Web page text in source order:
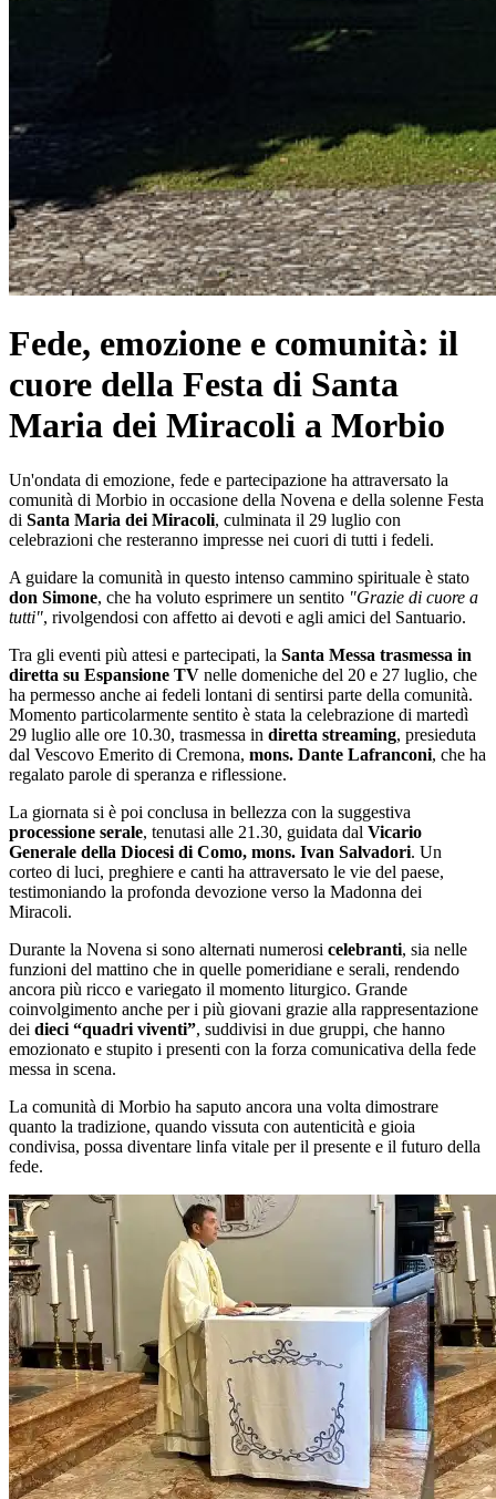
Fede, emozione e comunità: il
cuore della Festa di Santa
Maria dei Miracoli a Morbio
Un'ondata di emozione, fede e partecipazione ha attraversato la
comunità di Morbio in occasione della Novena e della solenne Festa
di Santa Maria dei Miracoli, culminata il 29 luglio con
celebrazioni che resteranno impresse nei cuori di tutti i fedeli.
A guidare la comunità in questo intenso cammino spirituale è stato
don Simone, che ha voluto esprimere un sentito "Grazie di cuore a
tutti", rivolgendosi con affetto ai devoti e agli amici del Santuario.
Tra gli eventi più attesi e partecipati, la Santa Messa trasmessa in
diretta su Espansione TV nelle domeniche del 20 e 27 luglio, che
ha permesso anche ai fedeli lontani di sentirsi parte della comunità.
Momento particolarmente sentito è stata la celebrazione di martedì
29 luglio alle ore 10.30, trasmessa in diretta streaming, presieduta
dal Vescovo Emerito di Cremona, mons. Dante Lafranconi, che ha
regalato parole di speranza e riflessione.
La giornata si è poi conclusa in bellezza con la suggestiva
processione serale, tenutasi alle 21.30, guidata dal Vicario
Generale della Diocesi di Como, mons. Ivan Salvadori. Un
corteo di luci, preghiere e canti ha attraversato le vie del paese,
testimoniando la profonda devozione verso la Madonna dei
Miracoli.
Durante la Novena si sono alternati numerosi celebranti, sia nelle
funzioni del mattino che in quelle pomeridiane e serali, rendendo
ancora più ricco e variegato il momento liturgico. Grande
coinvolgimento anche per i più giovani grazie alla rappresentazione
dei dieci “quadri viventi”, suddivisi in due gruppi, che hanno
emozionato e stupito i presenti con la forza comunicativa della fede
messa in scena.
La comunità di Morbio ha saputo ancora una volta dimostrare
quanto la tradizione, quando vissuta con autenticità e gioia
condivisa, possa diventare linfa vitale per il presente e il futuro della
fede.